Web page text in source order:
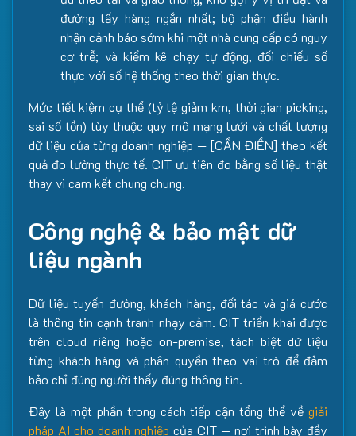
đường lấy hàng ngắn nhất; bộ phận điều hành
nhận cảnh báo sớm khi một nhà cung cấp có nguy
cơ trễ; và kiểm kê chạy tự động, đối chiếu số
thực với số hệ thống theo thời gian thực.
Mức tiết kiệm cụ thể (tỷ lệ giảm km, thời gian picking,
sai số tồn) tùy thuộc quy mô mạng lưới và chất lượng
dữ liệu của từng doanh nghiệp — [CẦN ĐIỀN] theo kết
quả đo lường thực tế. CIT ưu tiên đo bằng số liệu thật
thay vì cam kết chung chung.
Công nghệ & bảo mật dữ
liệu ngành
Dữ liệu tuyến đường, khách hàng, đối tác và giá cước
là thông tin cạnh tranh nhạy cảm. CIT triển khai được
trên cloud riêng hoặc on-premise, tách biệt dữ liệu
từng khách hàng và phân quyền theo vai trò để đảm
bảo chỉ đúng người thấy đúng thông tin.
Đây là một phần trong cách tiếp cận tổng thể về giải
pháp AI cho doanh nghiệp của CIT — nơi trình bày đầy